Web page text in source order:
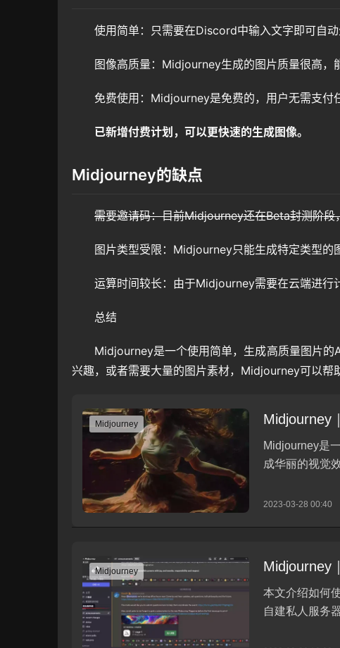
使用简单：只需要在Discord中输入文字即可自
图像高质量：Midjourney生成的图片质量很高，
免费使用：Midjourney是免费的，用户无需支付
已新增付费计划，可以更快速的生成图像。
Midjourney的缺点
需要邀请码：目前Midjourney还在Beta封测阶段
图片类型受限：Midjourney只能生成特定类型的
运算时间较长：由于Midjourney需要在云端进行
总结
Midjourney是一个使用简单，生成高质量图片
兴趣，或者需要大量的图片素材，Midjourney可以帮